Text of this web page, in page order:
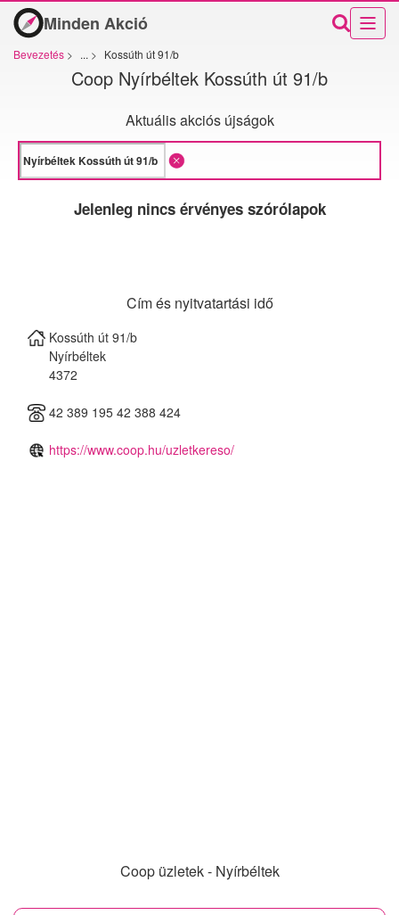
Minden Akció
Bevezetés > ... > Kossúth út 91/b
Coop Nyírbéltek Kossúth út 91/b
Aktuális akciós újságok
Jelenleg nincs érvényes szórólapok
Cím és nyitvatartási idő
Kossúth út 91/b
Nyírbéltek
4372
42 389 195 42 388 424
https://www.coop.hu/uzletkereso/
Coop üzletek - Nyírbéltek